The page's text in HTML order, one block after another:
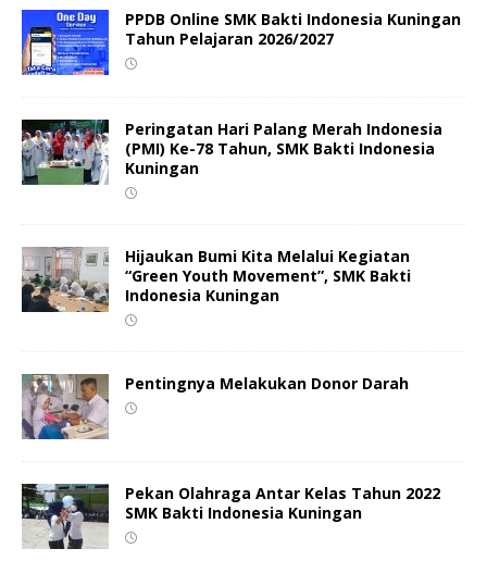
PPDB Online SMK Bakti Indonesia Kuningan
Tahun Pelajaran 2026/2027
Peringatan Hari Palang Merah Indonesia
(PMI) Ke-78 Tahun, SMK Bakti Indonesia
Kuningan
Hijaukan Bumi Kita Melalui Kegiatan
“Green Youth Movement”, SMK Bakti
Indonesia Kuningan
Pentingnya Melakukan Donor Darah
Pekan Olahraga Antar Kelas Tahun 2022
SMK Bakti Indonesia Kuningan